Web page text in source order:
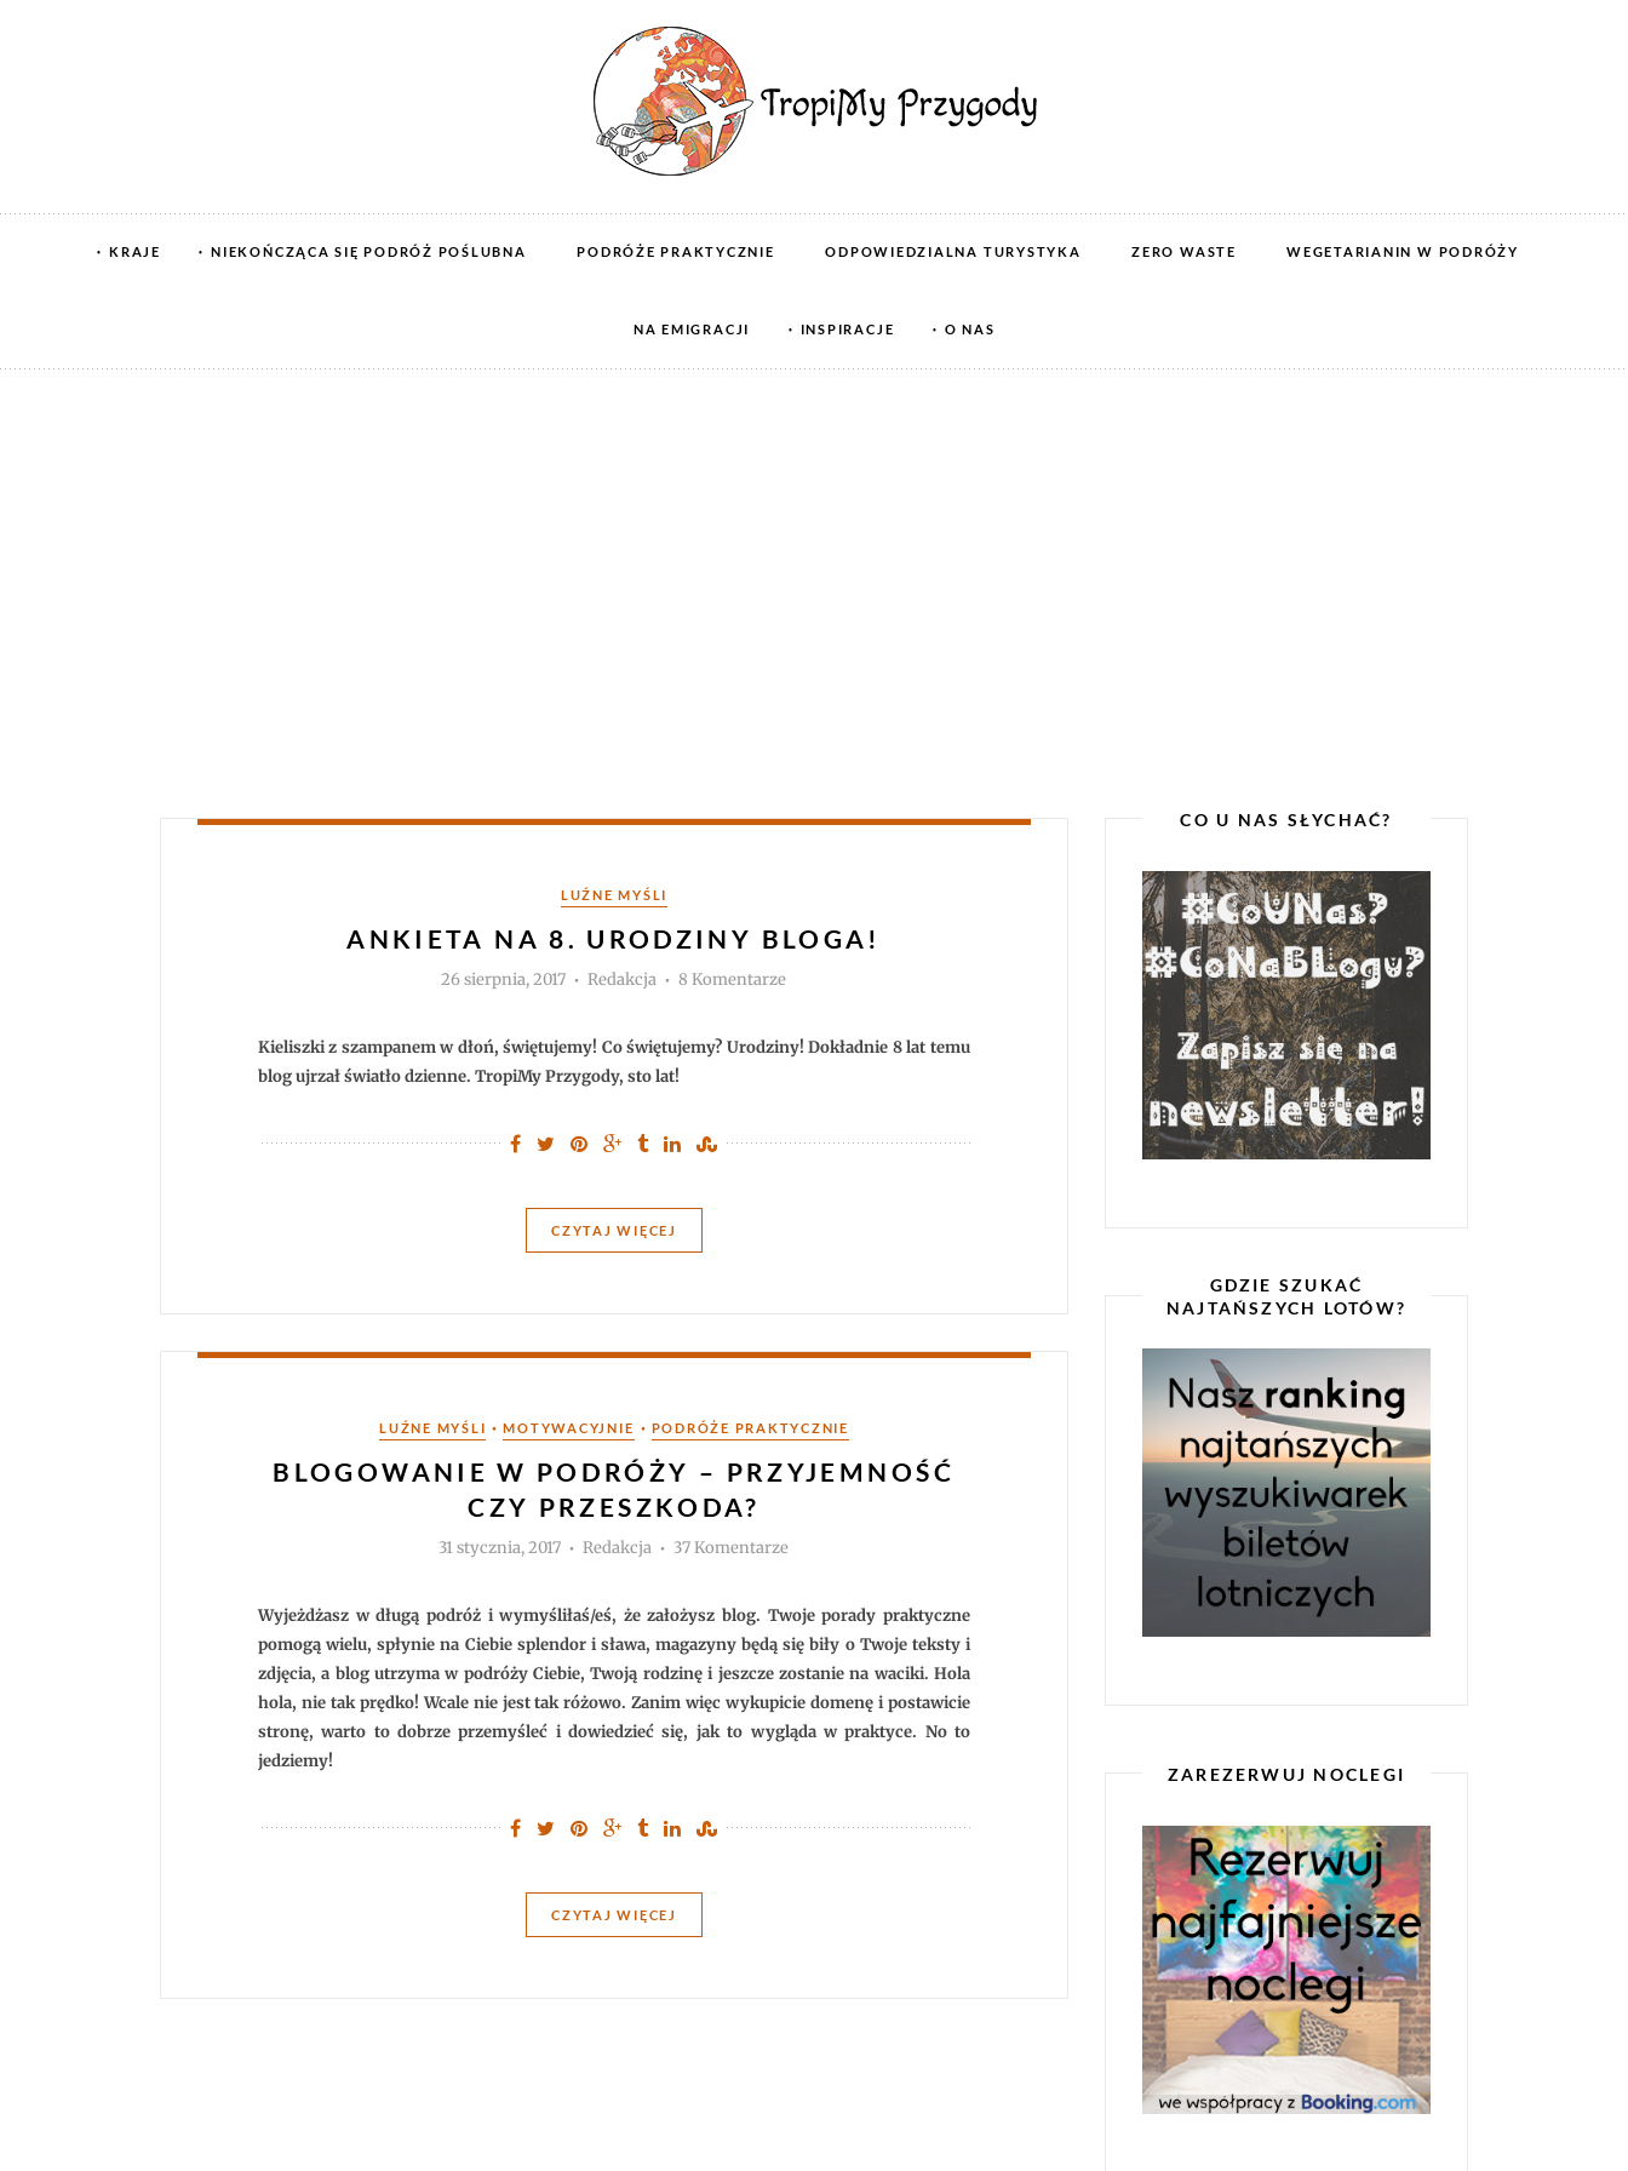
KRAJE NIEKOŃCZĄCA SIĘ PODRÓŻ POŚLUBNA PODRÓŻE PRAKTYCZNIE ODPOWIEDZIALNA TURYSTYKA ZERO WASTE WEGETARIANIN W PODRÓŻY
NA EMIGRACJI INSPIRACJE O NAS
Kategorie
LUŹNE MYŚLI
ANKIETA NA 8. URODZINY BLOGA!
26 sierpnia, 2017 Autor
Redakcja 8 Komentarzedo
urodziny
bloga!
Kieliszki z szampanem w dłoń, świętujemy! Co świętujemy? Urodziny! Dokładnie 8 lat temu
blog ujrzał światło dzienne. TropiMy Przygody, sto lat!
CZYTAJ WIĘCEJ
Kategorie
LUŹNE MYŚLI • MOTYWACYJNIE • PODRÓŻE PRAKTYCZNIE
BLOGOWANIE W PODRÓŻY – PRZYJEMNOŚĆ
CZY PRZESZKODA?
31 stycznia, 2017 Autor
Redakcja 37 Komentarzedo
–
przyjemność
czy
przeszkoda?
Wyjeżdżasz w długą podróż i wymyśliłaś/eś, że założysz blog. Twoje porady praktyczne
pomogą wielu, spłynie na Ciebie splendor i sława, magazyny będą się biły o Twoje teksty i
zdjęcia, a blog utrzyma w podróży Ciebie, Twoją rodzinę i jeszcze zostanie na waciki. Hola
hola, nie tak prędko! Wcale nie jest tak różowo. Zanim więc wykupicie domenę i postawicie
stronę, warto to dobrze przemyśleć i dowiedzieć się, jak to wygląda w praktyce. No to
jedziemy!
CZYTAJ WIĘCEJ
CO U NAS SŁYCHAĆ?
GDZIE SZUKAĆ
NAJTAŃSZYCH LOTÓW?
ZAREZERWUJ NOCLEGI